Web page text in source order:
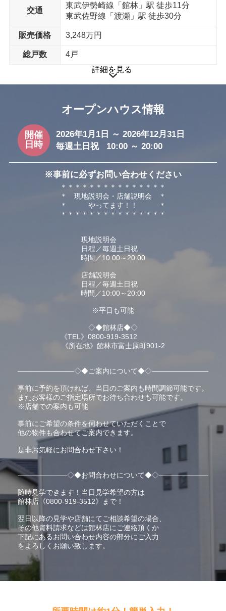
省エネ給湯器
交通
東武伊勢崎線「館林」駅 徒歩11分
東武佐野線「渡瀬」駅 徒歩30分
販売価格 3,248万円
総戸数
4戸
詳細を見る
オープンハウス情報
開催
日時
2026年1月1日 ～ 2026年12月31日
毎週土日祝 10:00 ～ 20:00
※事前に必ずお問い合わせください
＊＊＊＊＊＊＊＊＊＊＊＊＊＊＊
＊ 現地説明会・店舗説明会 ＊
＊ やってます！！ ＊
＊＊＊＊＊＊＊＊＊＊＊＊＊＊＊
現地説明会
日程／毎週土日祝
時間／10:00～20:00
店舗説明会
日程／毎週土日祝
時間／10:00～20:00
※平日も可能
◇◆館林店◆◇
《TEL》0800-919-3512
《所在地》館林市富士原町901-2
――――――――◇◆ご案内について◆◇――――――――
事前に予約を頂ければ、当日のご案内も時間調節可能です。
またお客様のご指定場所でお待ち合わせも可能です。
※店舗での案内も可能
事前にご希望の条件を伺わせていただくことで
他の物件も合わせてご案内できます。
是非お気軽にお問合わせ下さい！
―――――――◇◆お問合わせについて◆◇―――――――
随時見学できます！当日見学希望の方は
館林店《0800-919-3512》まで！
翌日以降の見学や店舗にてご相談希望の場合、
その他資料請求などは館林店にご連絡頂くか
下記にあるお問い合わせ内容の部分にご入力
をよろしくお願い致します。